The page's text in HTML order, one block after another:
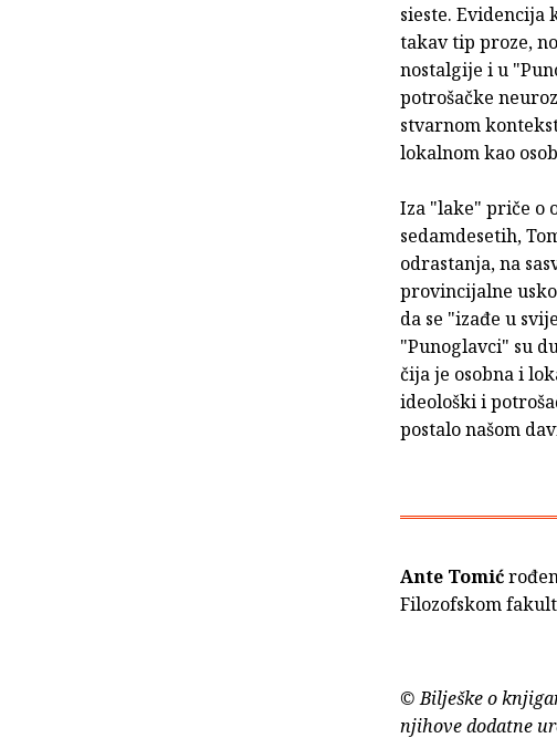
sieste.
takav tip proze,
nostalgije i u
potrošačke
stvarnom
lokalnom kao
Iza "lake" priče o
sedamdesetih,
odrastanja, na
provincijalne
da se "izađe u
"Punoglavci" su
čija je osobna i
ideološki i
postalo našom
Ante Tomić
Filozofskom
© Bilješke o
njihove dodatne